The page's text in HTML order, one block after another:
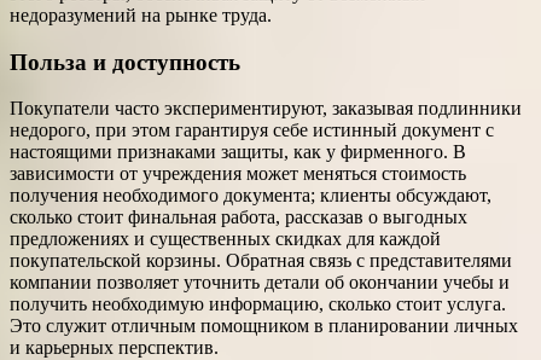
недоразумений на рынке труда.
Польза и доступность
Покупатели часто экспериментируют, заказывая подлинники
недорого, при этом гарантируя себе истинный документ с
настоящими признаками защиты, как у фирменного. В
зависимости от учреждения может меняться стоимость
получения необходимого документа; клиенты обсуждают,
сколько стоит финальная работа, рассказав о выгодных
предложениях и существенных скидках для каждой
покупательской корзины. Обратная связь с представителями
компании позволяет уточнить детали об окончании учебы и
получить необходимую информацию, сколько стоит услуга.
Это служит отличным помощником в планировании личных
и карьерных перспектив.